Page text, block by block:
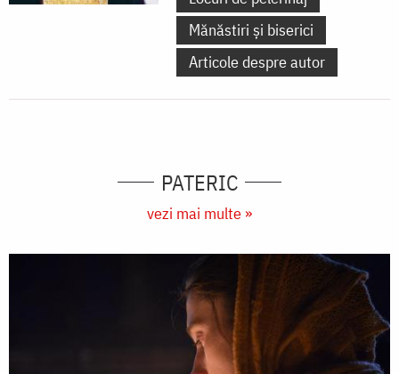
Mănăstiri și biserici
Articole despre autor
PATERIC
vezi mai multe »